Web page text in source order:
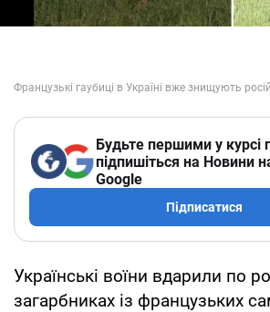
Будьте першими у курсі
підпишіться на Новини
Google
Підписатися
Українські воїни вдарили по
загарбниках із французьких